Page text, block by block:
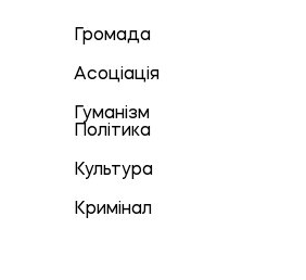
Громада
Асоціація
Гуманізм
Політика
Культура
Кримінал